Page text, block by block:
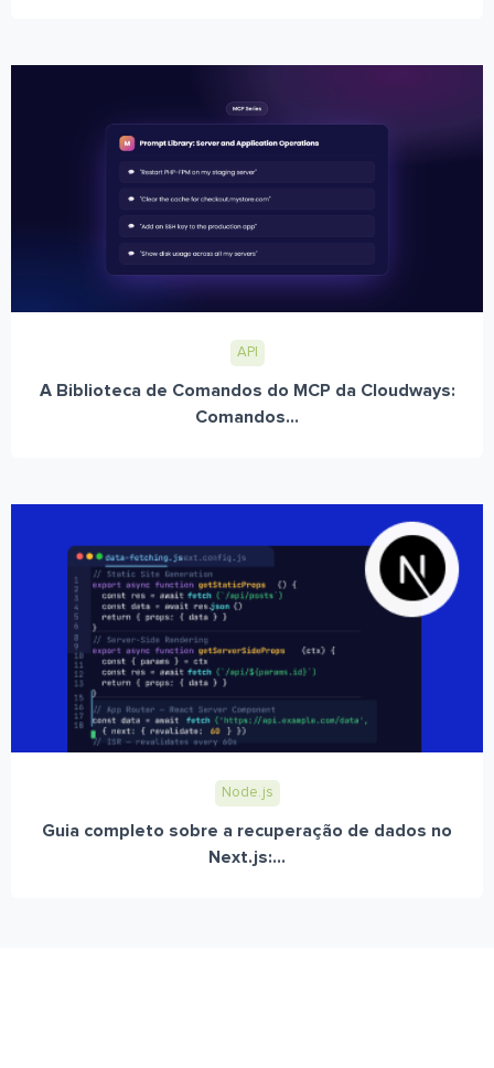
API
A Biblioteca de Comandos do MCP da Cloudways:
Comandos...
Node.js
Guia completo sobre a recuperação de dados no
Next.js:...